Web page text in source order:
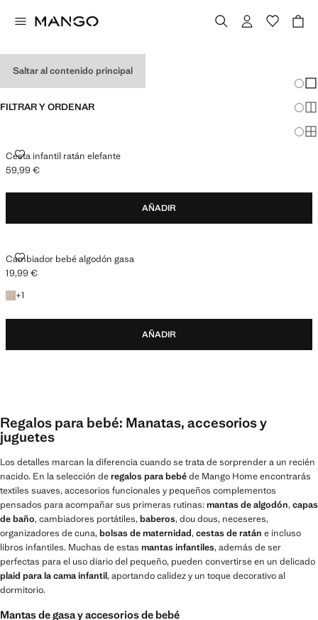
Saltar al contenido principal
FILTRAR Y ORDENAR
Cesta infantil ratán elefante
CESTA INFANTIL RATÁN ELEFANTE
Precio actual [59,99 € ]
59,99 €
AÑADIR
Cambiador bebé algodón gasa
CAMBIADOR BEBÉ ALGODÓN GASA
Precio actual [19,99 € ]
19,99 €
+1
+1 color
AÑADIR
Regalos para bebé: Manatas, accesorios y
juguetes
Los detalles marcan la diferencia cuando se trata de sorprender a un recién
nacido. En la selección deregalos para bebéde Mango Home encontrarás
textiles suaves, accesorios funcionales y pequeños complementos
pensados para acompañar sus primeras rutinas: mantas de algodón, capas
de baño, cambiadores portátiles, baberos, dou dous, neceseres,
organizadores de cuna, bolsas de maternidad, cestas de ratán e incluso
libros infantiles. Muchas de estas mantas infantiles, además de ser
perfectas para el uso diario del pequeño, pueden convertirse en un delicado
plaid para la cama infantil, aportando calidez y un toque decorativo al
dormitorio.
Mantas de gasa y accesorios de bebé